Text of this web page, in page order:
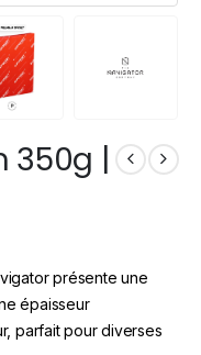
350g |
présente une
épaisseur
parfait pour diverses